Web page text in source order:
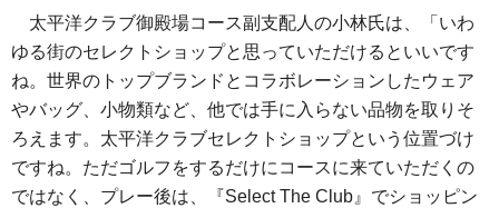
太平洋クラブ御殿場コース副支配人の小林氏は、「いわ
ゆる街のセレクトショップと思っていただけるといいです
ね。世界のトップブランドとコラボレーションしたウェア
やバッグ、小物類など、他では手に入らない品物を取りそ
ろえます。太平洋クラブセレクトショップという位置づけ
ですね。ただゴルフをするだけにコースに来ていただくの
ではなく、プレー後は、『Select The Club』でショッピン